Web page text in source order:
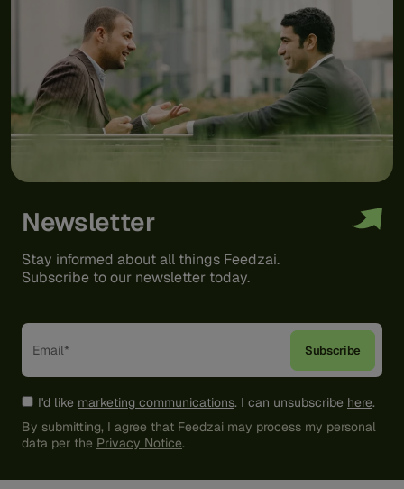
Newsletter
Stay informed about all things Feedzai.
Subscribe to our newsletter today.
I'd like marketing communications. I can unsubscribe here.
By submitting, I agree that Feedzai may process my personal
data per the Privacy Notice.